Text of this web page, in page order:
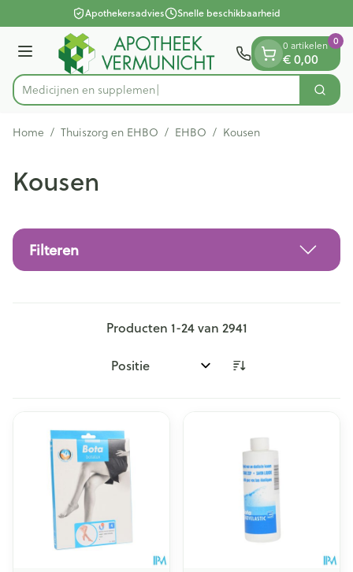
Ga naar de inhoudApothekersadvies Snelle beschikbaarheid
Menu
Product, merk, categorie...
Med Zoek
0 artikelen
€ 0,00
0
Home / Thuiszorg en EHBO / EHBO / Kousen
Kousen
Filteren
Producten 1-24van 2941
Sorteer op: